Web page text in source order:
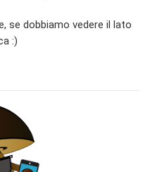
se dobbiamo vedere il lato
:)